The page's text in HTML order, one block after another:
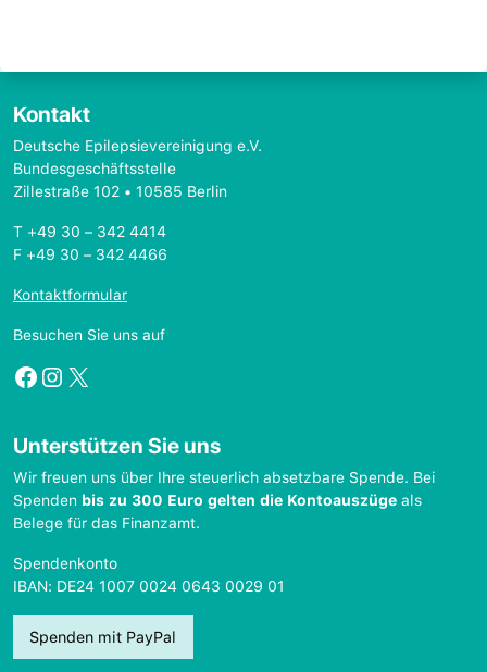
Kontakt
Deutsche Epilepsievereinigung e.V.
Bundesgeschäftsstelle
Zillestraße 102 • 10585 Berlin
T +49 30 – 342 4414
F +49 30 – 342 4466
Kontaktformular
Besuchen Sie uns auf
Facebook
Instagram
X
Unterstützen Sie uns
Wir freuen uns über Ihre steuerlich absetzbare Spende. Bei
Spenden bis zu 300 Euro gelten die Kontoauszüge als
Belege für das Finanzamt.
Spendenkonto
IBAN: DE24 1007 0024 0643 0029 01
Spenden mit PayPal